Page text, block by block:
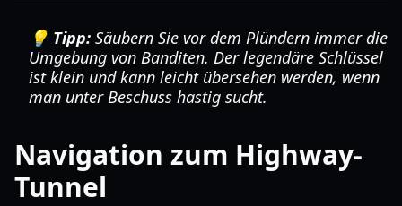
💡 Tipp: Säubern Sie vor dem Plündern immer die
Umgebung von Banditen. Der legendäre Schlüssel
ist klein und kann leicht übersehen werden, wenn
man unter Beschuss hastig sucht.
Navigation zum Highway-
Tunnel